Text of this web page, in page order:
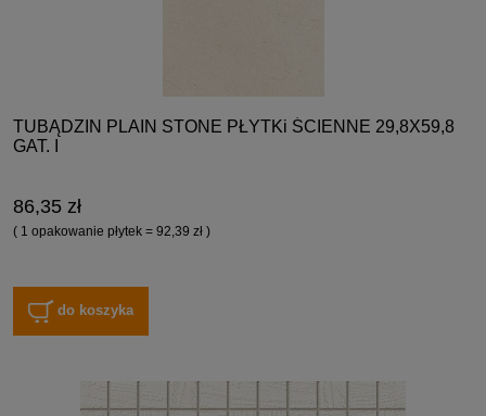
TUBĄDZIN PLAIN STONE PŁYTKi ŚCIENNE 29,8X59,8
GAT. I
86,35 zł
( 1 opakowanie płytek = 92,39 zł )
do koszyka